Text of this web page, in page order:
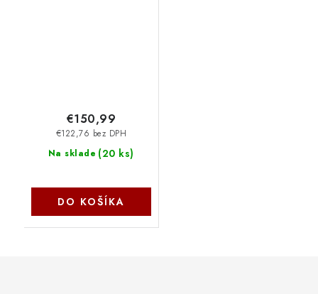
Na sklade (20 ks)
€122,76 bez DPH
€150,99
DO KOŠÍKA